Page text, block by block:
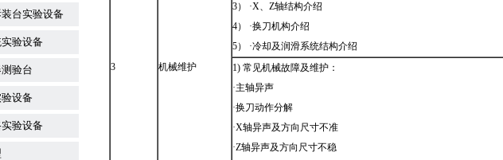
台实验设备
验设备
验台
设备
验设备
3 机械维护
3） ·X、Z轴结构介绍
4） ·换刀机构介绍
5） ·冷却及润滑系统结构介绍
1) 常见机械故障及维护：
·主轴异声
·换刀动作分解
·X轴异声及方向尺寸不准
·Z轴异声及方向尺寸不稳